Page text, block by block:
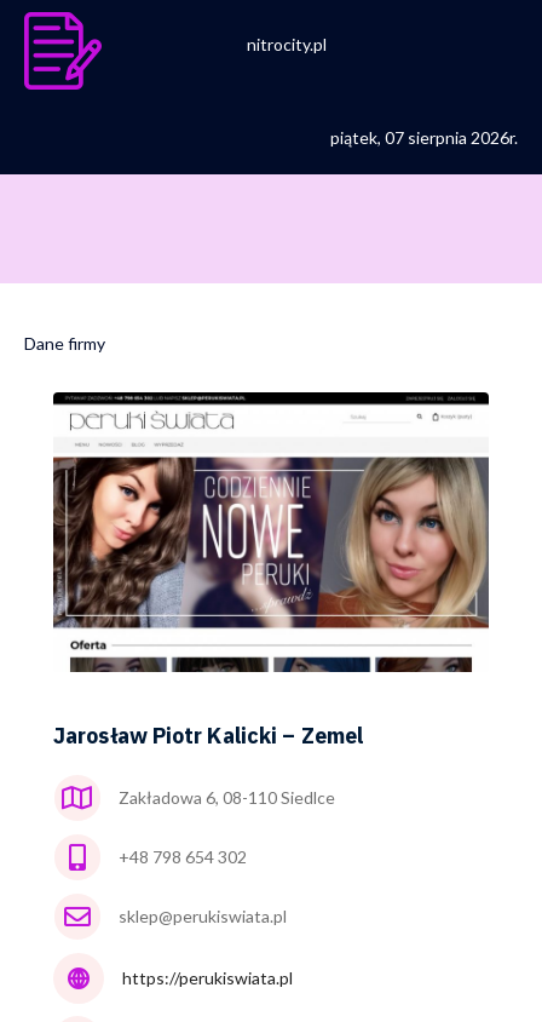
nitrocity.pl
piątek, 07 sierpnia 2026r.
Dane firmy
Jarosław Piotr Kalicki – Zemel
Zakładowa 6, 08-110 Siedlce
+48 798 654 302
sklep@perukiswiata.pl
https://perukiswiata.pl